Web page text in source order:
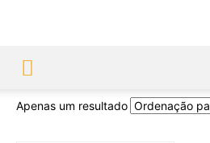
Apenas um resultado